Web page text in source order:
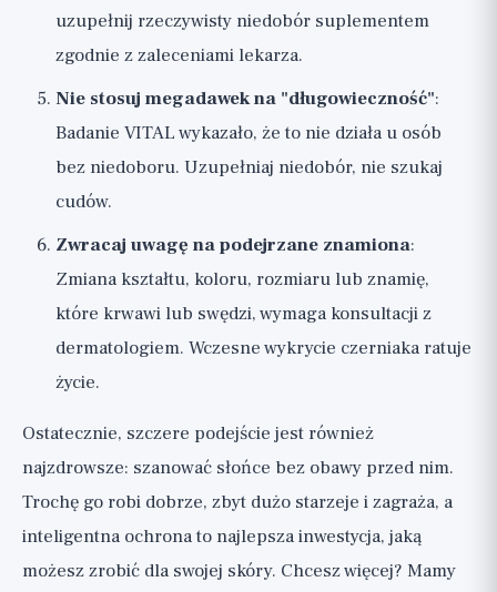
uzupełnij rzeczywisty niedobór suplementem
zgodnie z zaleceniami lekarza.
Nie stosuj megadawek na "długowieczność":
Badanie VITAL wykazało, że to nie działa u osób
bez niedoboru. Uzupełniaj niedobór, nie szukaj
cudów.
Zwracaj uwagę na podejrzane znamiona:
Zmiana kształtu, koloru, rozmiaru lub znamię,
które krwawi lub swędzi, wymaga konsultacji z
dermatologiem. Wczesne wykrycie czerniaka ratuje
życie.
Ostatecznie, szczere podejście jest również
najzdrowsze: szanować słońce bez obawy przed nim.
Trochę go robi dobrze, zbyt dużo starzeje i zagraża, a
inteligentna ochrona to najlepsza inwestycja, jaką
możesz zrobić dla swojej skóry. Chcesz więcej? Mamy